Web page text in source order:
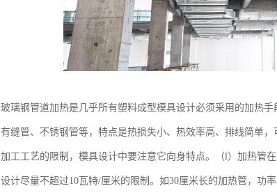
玻璃钢管道加热是几乎所有塑料成型模具设计必须采用的加热
有缝管、不锈钢管等，特点是热损失小、热效率高、排线简单
加工工艺的限制，模具设计中要注意它向身特点。（l）加热管
设计尽量不超过10瓦特/厘米的限制。如30厘米长的加热管，功